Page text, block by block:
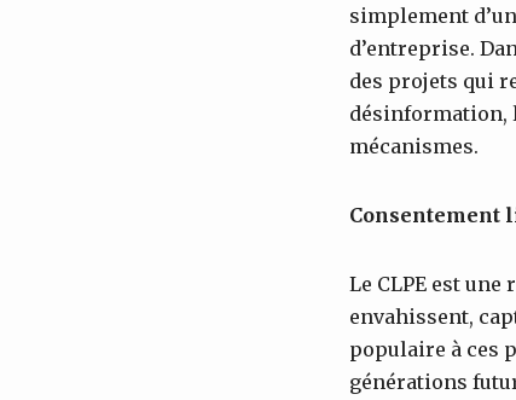
simplement
d’entreprise.
des projets qui
désinformation,
mécanismes.
Consentement
Le CLPE est
envahissent,
populaire à ces
générations